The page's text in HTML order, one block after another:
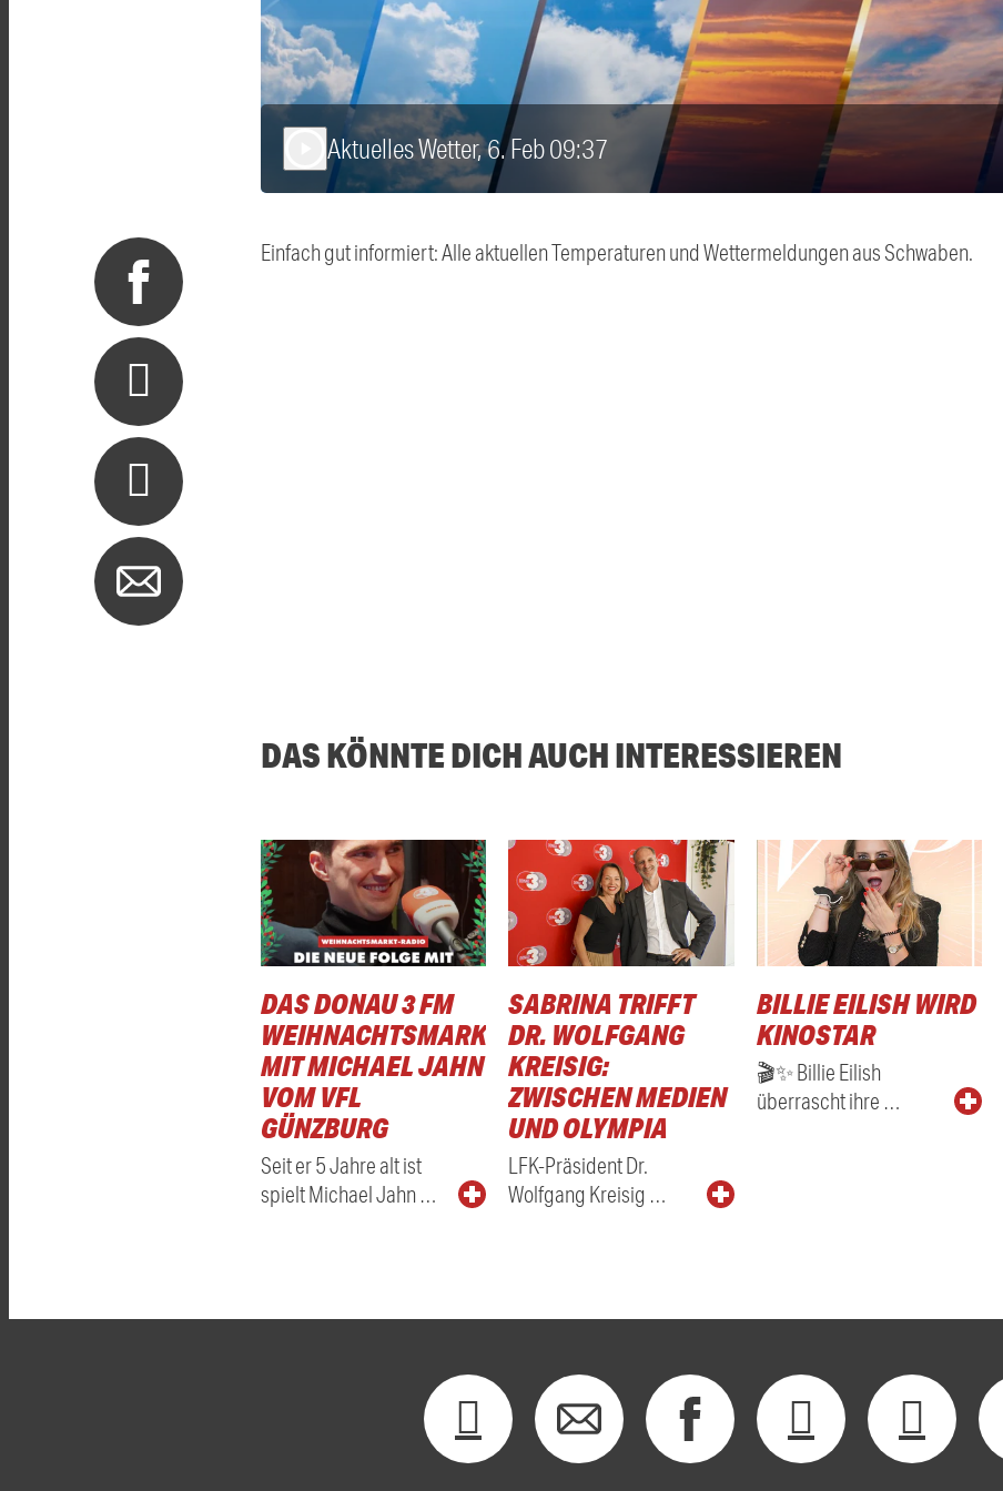
Aktuelles Wetter, 6. Feb 09:37
Einfach gut informiert: Alle aktuellen Temperaturen und Wettermeldungen aus Schwaben.
DAS KÖNNTE DICH AUCH INTERESSIEREN
DAS DONAU 3 FM
WEIHNACHTSMARKTRADIO
MIT MICHAEL JAHN
VOM VFL
GÜNZBURG
Seit er 5 Jahre alt ist
spielt Michael Jahn …
SABRINA TRIFFT
DR. WOLFGANG
KREISIG:
ZWISCHEN MEDIEN
UND OLYMPIA
LFK-Präsident Dr.
Wolfgang Kreisig …
BILLIE EILISH WIRD
KINOSTAR
🎬✨ Billie Eilish
überrascht ihre …